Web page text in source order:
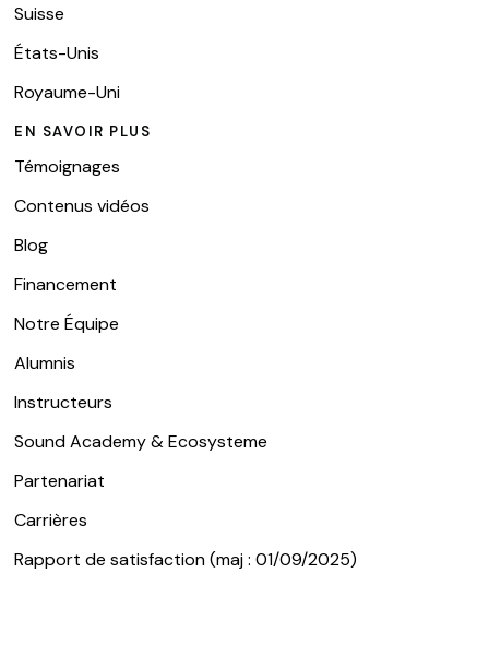
Suisse
États-Unis
Royaume-Uni
EN SAVOIR PLUS
Témoignages
Contenus vidéos
Blog
Financement
Notre Équipe
Alumnis
Instructeurs
Sound Academy & Ecosysteme
Partenariat
Carrières
Rapport de satisfaction (maj : 01/09/2025)